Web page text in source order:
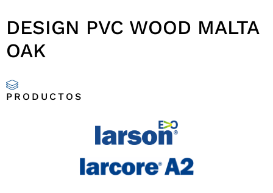
DESIGN PVC WOOD MALTA
OAK
PRODUCTOS